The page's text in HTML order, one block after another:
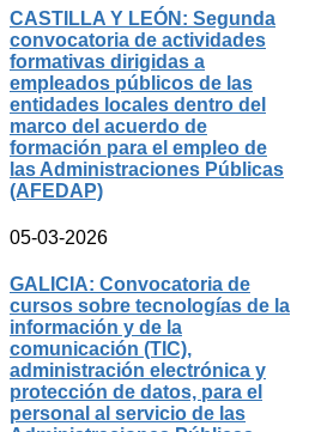
CASTILLA Y LEÓN: Segunda
convocatoria de actividades
formativas dirigidas a
empleados públicos de las
entidades locales dentro del
marco del acuerdo de
formación para el empleo de
las Administraciones Públicas
(AFEDAP)
05-03-2026
GALICIA: Convocatoria de
cursos sobre tecnologías de la
información y de la
comunicación (TIC),
administración electrónica y
protección de datos, para el
personal al servicio de las